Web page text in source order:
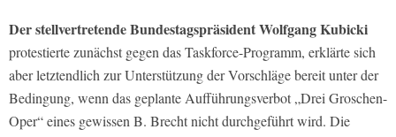
Der stellvertretende Bundestagspräsident Wolfgang Kubicki
protestierte zunächst gegen das Taskforce-Programm, erklärte sich
aber letztendlich zur Unterstützung der Vorschläge bereit unter der
Bedingung, wenn das geplante Aufführungsverbot „Drei Groschen-
Oper“ eines gewissen B. Brecht nicht durchgeführt wird. Die